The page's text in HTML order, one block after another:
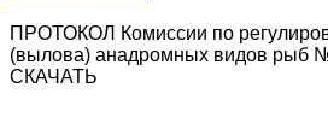
ПРОТОКОЛ Комиссии по
(вылова) анадромных видов рыб
СКАЧАТЬ